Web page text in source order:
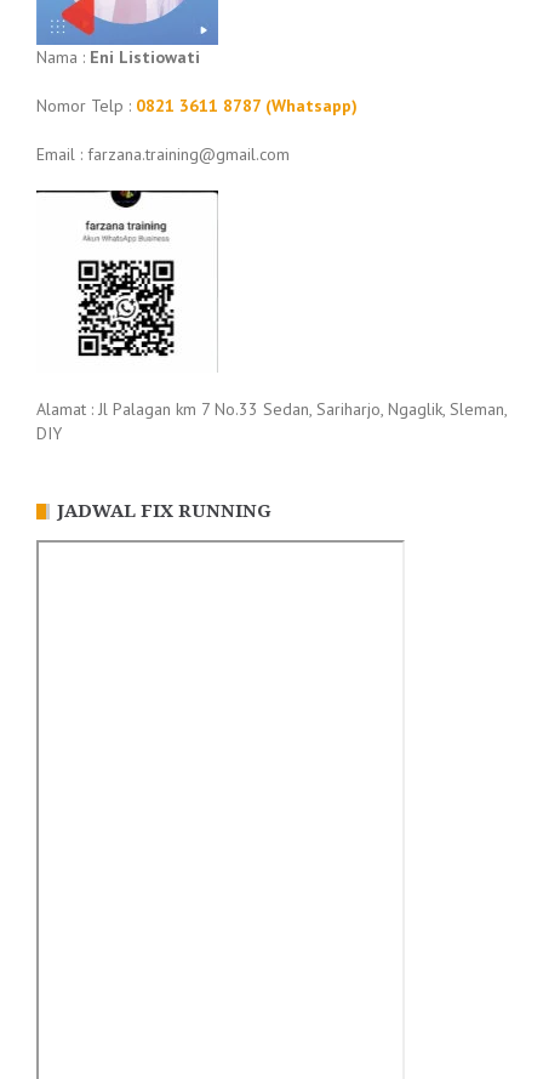
Nama : Eni Listiowati
Nomor Telp : 0821 3611 8787 (Whatsapp)
Email : farzana.training@gmail.com
Alamat : Jl Palagan km 7 No.33 Sedan, Sariharjo, Ngaglik, Sleman,
DIY
JADWAL FIX RUNNING